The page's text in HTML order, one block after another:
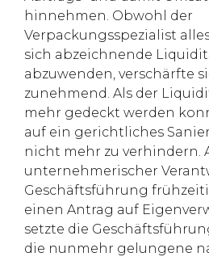
hinnehmen. Obwohl der
Verpackungsspezialist
sich abzeichnende
abzuwenden, verschärfte
zunehmend. Als der
mehr gedeckt werden
auf ein gerichtliches
nicht mehr zu verhindern.
unternehmerischer
Geschäftsführung
einen Antrag auf
setzte die
die nunmehr gelungene